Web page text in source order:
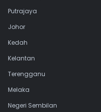
Putrajaya
Johor
Kedah
Kelantan
Terengganu
Melaka
Negeri Sembilan